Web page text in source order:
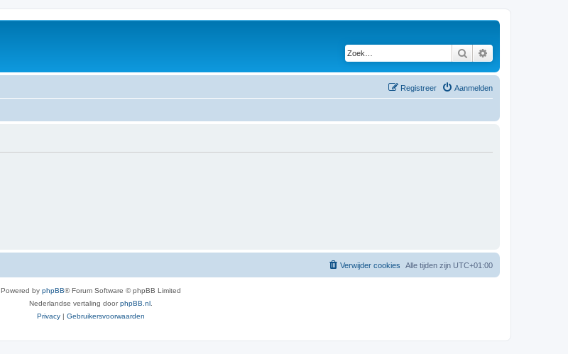
Zoek
Aanmelden
Registreer
Alle tijden zijn UTC+01:00
Verwijder cookies
Powered by phpBB® Forum Software © phpBB Limited
Nederlandse vertaling doorphpBB.nl
Privacy | Gebruikersvoorwaarden